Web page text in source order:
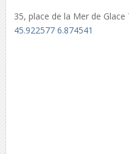
35, place de la Mer de
45.922577 6.874541